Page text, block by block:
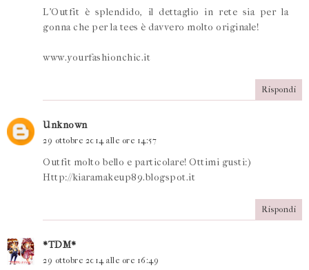
L'Outfit è splendido, il dettaglio in rete sia per la
gonna che per la tees è davvero molto originale!
www.yourfashionchic.it
Rispondi
Unknown
29 ottobre 2014 alle ore 14:57
Outfit molto bello e particolare! Ottimi gusti:)
Http://kiaramakeup89.blogspot.it
Rispondi
*TDM*
29 ottobre 2014 alle ore 16:49